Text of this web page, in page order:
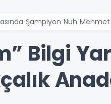
Şampiyon Nuh
Bilgi